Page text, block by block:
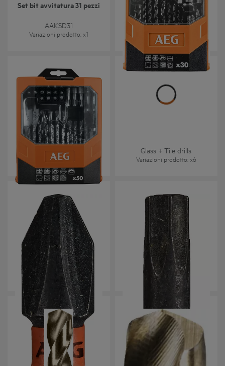
Set bit avvitatura 31 pezzi
AAKSD31
Variazioni prodotto: x1
Set avvitatura/foratura 30
pz
AAKDD30
Variazioni prodotto
Set avvitatura/foratura 50
pz
AAKDD50
Variazioni prodotto
Glass + Tile drills
Variazioni prodotto: x6
Ballistic Bit 25 mm
AAK25
Variazioni prodotto : x2
Ballistic Bit 50 mm
AAK50
Variazioni prodotto : x